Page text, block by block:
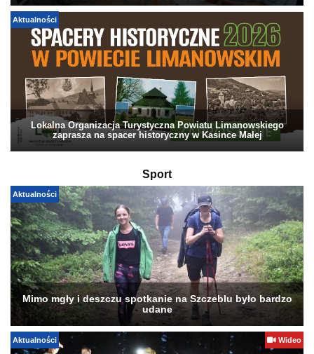
Aktualności
Lokalna Organizacja Turystyczna Powiatu Limanowskiego
zaprasza na spacer historyczny w Kasince Małej
Sport
Aktualności
Mimo mgły i deszczu spotkanie na Szczeblu było bardzo
udane
Aktualności Wideo